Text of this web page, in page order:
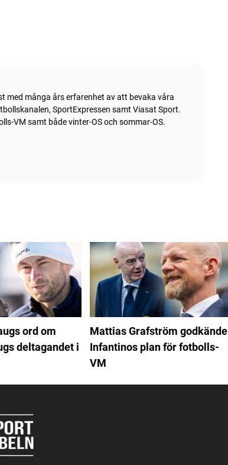
med många års erfarenhet av att bevaka våra
SportExpressen samt Viasat Sport.
VM samt både vinter-OS och sommar-OS.
ord om
deltagandet i
Mattias Grafström godkände
Infantinos plan för fotbolls-
VM